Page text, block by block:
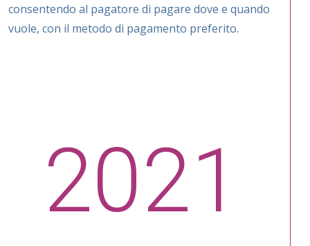
consentendo al pagatore di pagare dove e quando
vuole, con il metodo di pagamento preferito.
2021